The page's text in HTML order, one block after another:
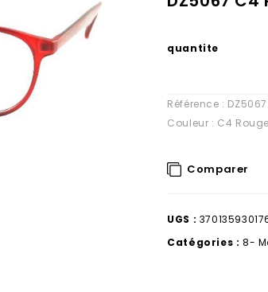
quantite
Référence : DZ5067
Couleur : C4 Rouge
Comparer
UGS :
Catégories : 8-